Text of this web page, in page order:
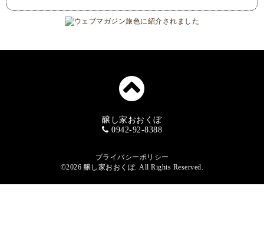
醸し家おおくぼ
0942-92-8388
プライバシーポリシー
©2026 醸し家おおくぼ. All Rights Reserved.